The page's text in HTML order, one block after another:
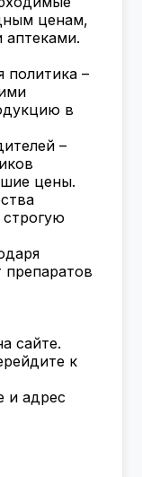
ценам,
политика –
в
–
цены.
сайте.
к
и адрес